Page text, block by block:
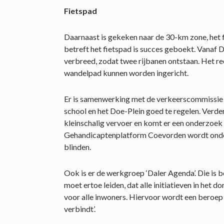
Fietspad
Daarnaast is gekeken naar de 30-km zone,
betreft het fietspad is succes geboekt. Vanaf
verbreed, zodat twee rijbanen ontstaan. Het
wandelpad kunnen worden ingericht.
Er is samenwerking met de
school en het Doe-Plein goed te regelen.
kleinschalig vervoer en komt er een
Gehandicaptenplatform Coevorden wordt
blinden.
Ook is er de werkgroep ‘Daler Agenda’. Die
moet ertoe leiden, dat alle initiatieven in het
voor alle inwoners. Hiervoor wordt een
verbindt’.